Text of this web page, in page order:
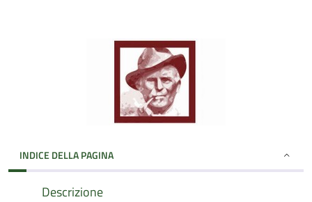
INDICE DELLA PAGINA
Descrizione